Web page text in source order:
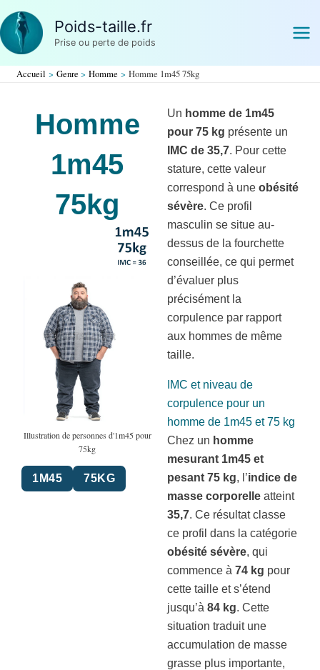
Aller
au
contenu
Poids-taille.fr
Prise ou perte de poids
Accueil Genre Homme Homme 1m45 75kg
Homme
1m45
75kg
Illustration de personnes d'1m45 pour
75kg
1M45 75KG
Un homme de 1m45
pour 75 kg présente un
IMC de 35,7. Pour cette
stature, cette valeur
correspond à une obésité
sévère. Ce profil
masculin se situe au-
dessus de la fourchette
conseillée, ce qui permet
d’évaluer plus
précisément la
corpulence par rapport
aux hommes de même
taille.
IMC et niveau de
corpulence pour un
homme de 1m45 et 75 kg
Chez un homme
mesurant 1m45 et
pesant 75 kg, l’indice de
masse corporelle atteint
35,7. Ce résultat classe
ce profil dans la catégorie
obésité sévère, qui
commence à 74 kg pour
cette taille et s’étend
jusqu’à 84 kg. Cette
situation traduit une
accumulation de masse
grasse plus importante,